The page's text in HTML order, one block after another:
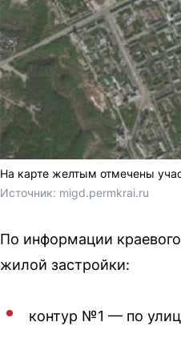
На карте желтым отмечены
Источник: migd.permkrai.ru
По информации
жилой застройки:
контур №1 — по